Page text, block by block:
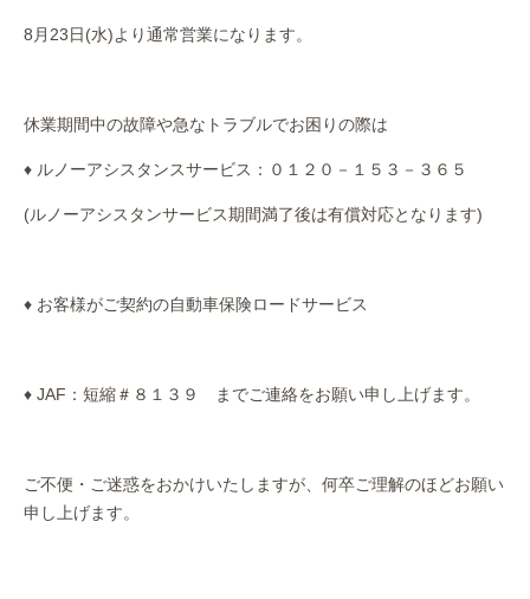
8月23日(水)より通常営業になります。
休業期間中の故障や急なトラブルでお困りの際は
♦ ルノーアシスタンスサービス：０１２０－１５３－３６５
(ルノーアシスタンサービス期間満了後は有償対応となります)
♦ お客様がご契約の自動車保険ロードサービス
♦ JAF：短縮＃８１３９ までご連絡をお願い申し上げます。
ご不便・ご迷惑をおかけいたしますが、何卒ご理解のほどお願い
申し上げます。